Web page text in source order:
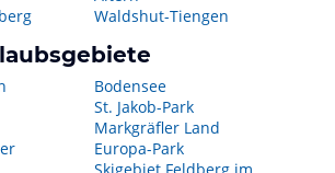
Waldshut-Tiengen
Bodensee
St. Jakob-Park
Markgräfler Land
Europa-Park